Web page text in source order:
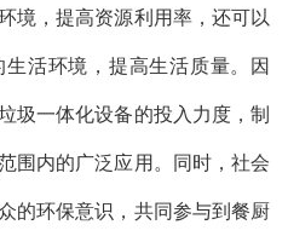
境，提高资源利用率，还可以
活环境，提高生活质量。因
圾一体化设备的投入力度，制
围内的广泛应用。同时，社会
的环保意识，共同参与到餐厨